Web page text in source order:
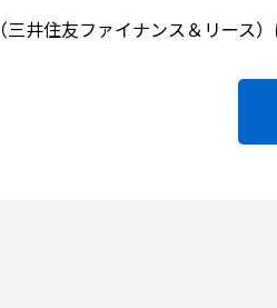
井住友ファイナンス＆リース